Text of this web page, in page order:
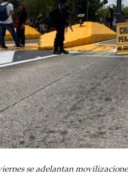
se adelantan